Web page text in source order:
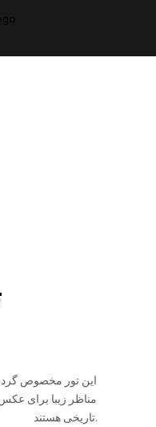
این تور مخصوص
مناظر زیبا برای
تاریخی هستند.